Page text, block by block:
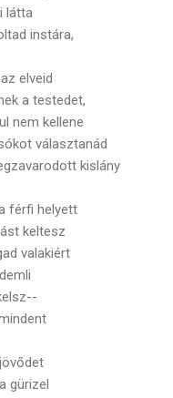
látta
instára,
elveid
a testedet,
nem kellene
választanád
kislány
férfi helyett
keltesz
valakiért
gürizel